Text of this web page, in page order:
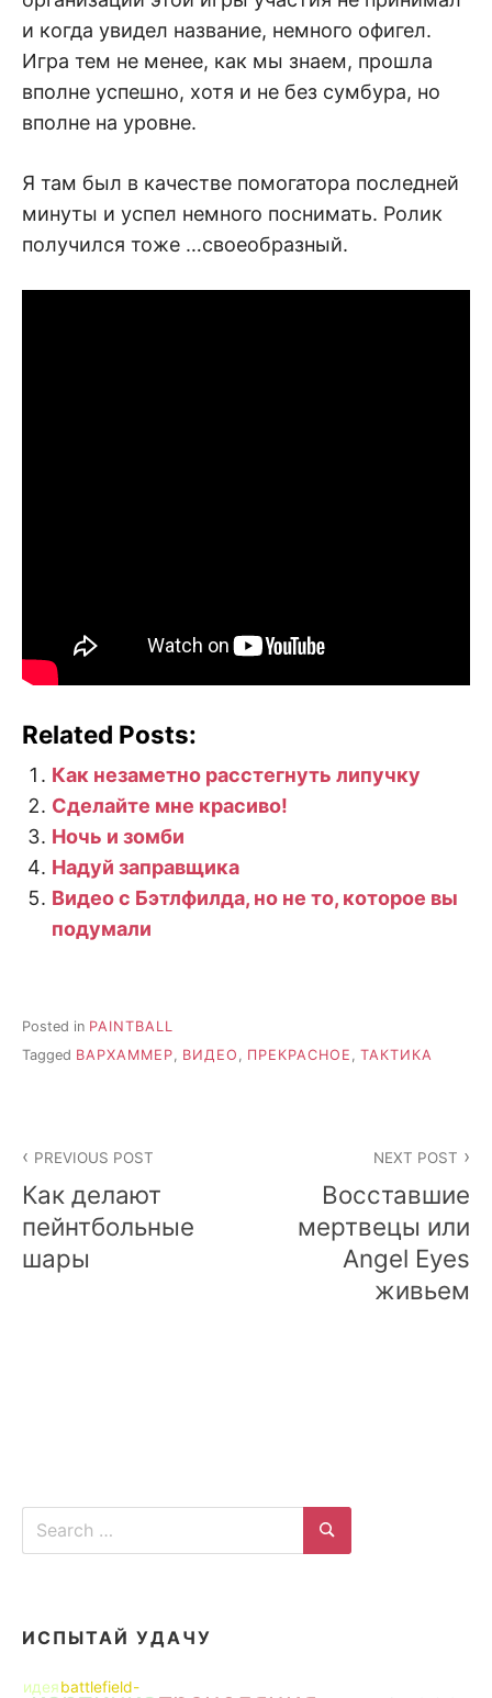
и когда увидел название, немного офигел.
Игра тем не менее, как мы знаем, прошла
вполне успешно, хотя и не без сумбура, но
вполне на уровне.
Я там был в качестве помогатора последней
минуты и успел немного поснимать. Ролик
получился тоже …своеобразный.
Related Posts:
Как незаметно расстегнуть липучку
Сделайте мне красиво!
Ночь и зомби
Надуй заправщика
Видео с Бэтлфилда, но не то, которое вы
подумали
Posted in PAINTBALL
Tagged ВАРХАММЕР, ВИДЕО , ПРЕКРАСНОЕ , ТАКТИКА
navigation
PREVIOUS POST
Как делают
пейнтбольные
шары
NEXT POST
Восставшие
мертвецы или
Angel Eyes
живьем
Search
Search
ИСПЫТАЙ УДАЧУ
идеяbattlefield-